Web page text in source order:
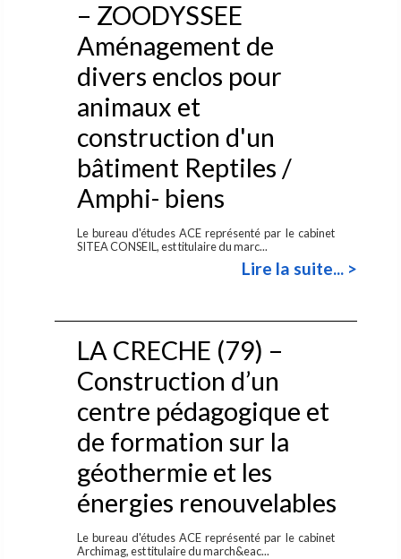
– ZOODYSSEE
Aménagement de
divers enclos pour
animaux et
construction d'un
bâtiment Reptiles /
Amphi- biens
Le bureau d'études ACE représenté par le cabinet
SITEA CONSEIL, est titulaire du marc...
Lire la suite... >
LA CRECHE (79) –
Construction d’un
centre pédagogique et
de formation sur la
géothermie et les
énergies renouvelables
Le bureau d'études ACE représenté par le cabinet
Archimag, est titulaire du march&eac...